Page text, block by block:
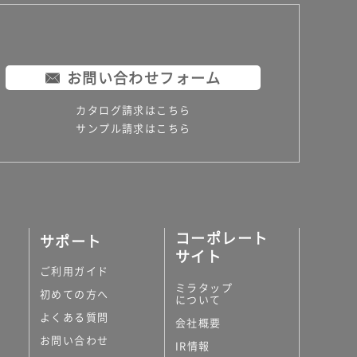
お問い合わせフォーム
カタログ請求はこちら
サンプル請求はこちら
サポート
ご利用ガイド
初めての方へ
よくある質問
お問い合わせ
コーポレート
サイト
ミラタップ
について
会社概要
IR情報